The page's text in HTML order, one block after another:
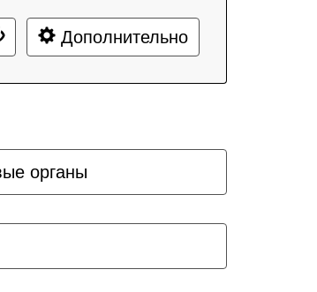
Дополнительно
органы